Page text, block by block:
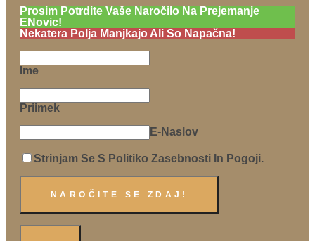
Prosim Potrdite Vaše Naročilo Na Prejemanje
ENovic!
Nekatera Polja Manjkajo Ali So Napačna!
Ime
Priimek
E-Naslov
Strinjam Se S Politiko Zasebnosti In Pogoji.